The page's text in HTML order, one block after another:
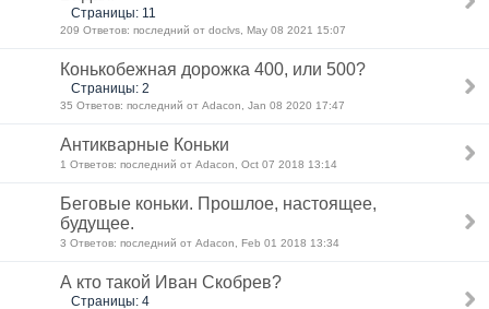
Страницы: 11
209 Ответов: последний от doclvs, May 08 2021 15:07
Конькобежная дорожка 400, или 500?
Страницы: 2
35 Ответов: последний от Adacon, Jan 08 2020 17:47
Антикварные Коньки
1 Ответов: последний от Adacon, Oct 07 2018 13:14
Беговые коньки. Прошлое, настоящее,
будущее.
3 Ответов: последний от Adacon, Feb 01 2018 13:34
А кто такой Иван Скобрев?
Страницы: 4